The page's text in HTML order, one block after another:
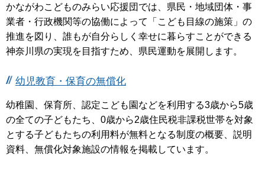
かながわこどものみらい応援団では、県民・地域団体・事
業者・行政機関等の協働によって「こども目線の施策」の
推進を図り、誰もが自分らしく幸せに暮らすことができる
神奈川県の実現を目指すため、県民運動を展開します。
幼児教育・保育の無償化
幼稚園、保育所、認定こども園などを利用する3歳から5歳
の全ての子どもたち、0歳から2歳住民税非課税世帯を対象
とする子どもたちの利用料が無料となる制度の概要、説明
資料、無償化対象施設の情報を掲載しています。